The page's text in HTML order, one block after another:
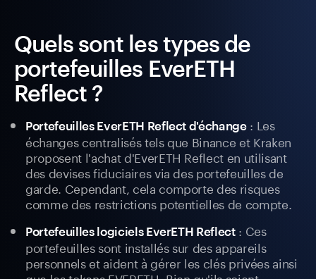
Quels sont les types de
portefeuilles EverETH
Reflect ?
Portefeuilles EverETH Reflect d'échange: Les
échanges centralisés tels que Binance et Kraken
proposent l'achat d'EverETH Reflect en utilisant
des devises fiduciaires via des portefeuilles de
garde. Cependant, cela comporte des risques
comme des restrictions potentielles de compte.
Portefeuilles logiciels EverETH Reflect: Ces
portefeuilles sont installés sur des appareils
personnels et aident à gérer les clés privées ainsi